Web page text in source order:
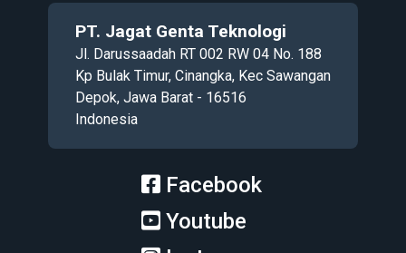
PT. Jagat Genta Teknologi
Jl. Darussaadah RT 002 RW 04 No. 188
Kp Bulak Timur, Cinangka, Kec Sawangan
Depok, Jawa Barat - 16516
Indonesia
Facebook
Youtube